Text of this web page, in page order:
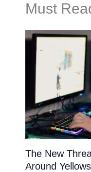
Must
The New
Around